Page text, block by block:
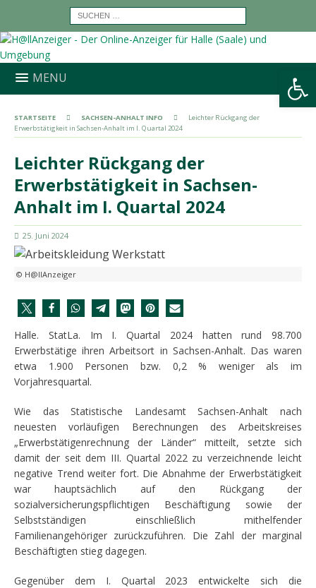
MENU
STARTSEITE SACHSEN-ANHALT INFO
Leichter Rückgang der
Erwerbstätigkeit in Sachsen-Anhalt im I. Quartal 2024
Leichter Rückgang der
Erwerbstätigkeit in Sachsen-
Anhalt im I. Quartal 2024
25. Juni 2024
© H@llAnzeiger
Halle. StatLa. Im I. Quartal 2024 hatten rund 98.700
Erwerbstätige ihren Arbeitsort in Sachsen-Anhalt. Das waren
etwa 1.900 Personen bzw. 0,2 % weniger als im
Vorjahresquartal.
Wie das Statistische Landesamt Sachsen-Anhalt nach
neuesten vorläufigen Berechnungen des Arbeitskreises
„Erwerbstätigenrechnung der Länder“ mitteilt, setzte sich
damit der seit dem III. Quartal 2022 zu verzeichnende leicht
negative Trend weiter fort. Die Abnahme der Erwerbstätigkeit
war hauptsächlich auf den Rückgang der
sozialversicherungspflichtigen Beschäftigung sowie der
Selbstständigen einschließlich mithelfender
Familienangehöriger zurückzuführen. Die Zahl der marginal
Beschäftigten stieg dagegen.
Gegenüber dem I. Quartal 2023 entwickelte sich die
Werkzeugleiste öffnen